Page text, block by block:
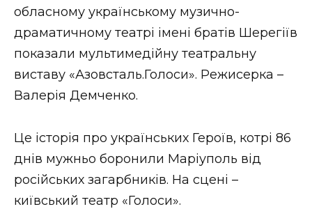
ЗАКАРПАТСЬКІ НОВИНИ
ФОТО
обласному українському музично-
драматичному театрі імені братів Шерегіїв
показали мультимедійну театральну
виставу «Азовсталь.Голоси». Режисерка –
Валерія Демченко.
Це історія про українських Героїв, котрі 86
днів мужньо боронили Маріуполь від
російських загарбників. На сцені –
київський театр «Голоси».